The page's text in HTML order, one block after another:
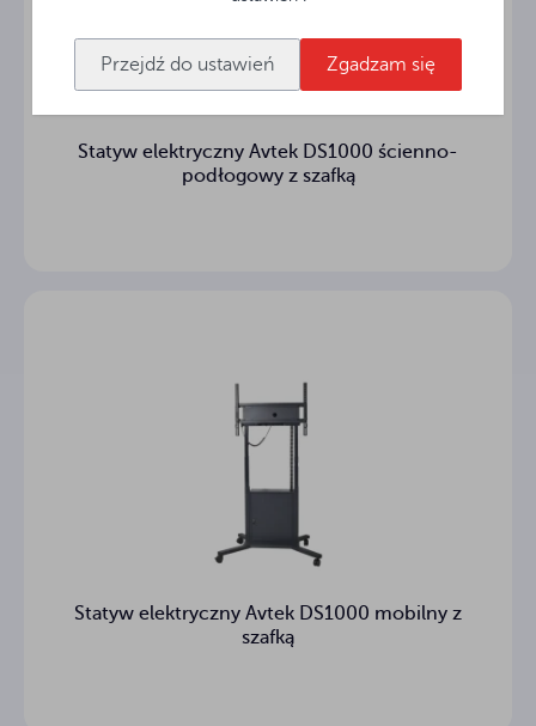
Przejdź do ustawień Zgadzam się
Statyw elektryczny Avtek DS1000 ścienno-
podłogowy z szafką
Statyw elektryczny Avtek DS1000 mobilny z
szafką